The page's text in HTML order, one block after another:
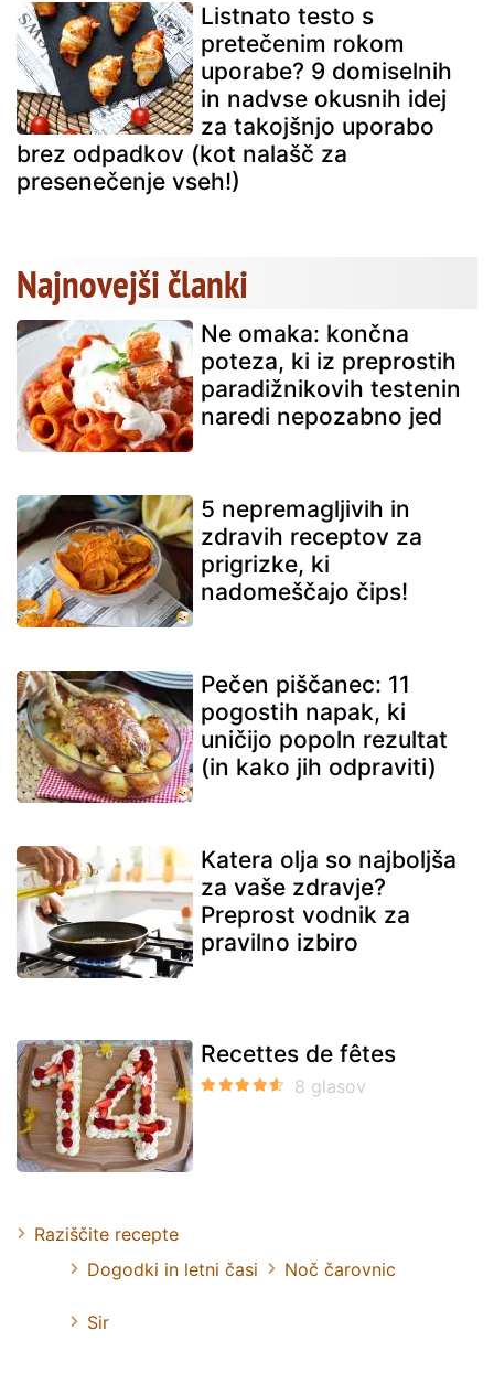
Listnato testo s
pretečenim rokom
uporabe? 9 domiselnih
in nadvse okusnih idej
za takojšnjo uporabo
brez odpadkov (kot nalašč za
presenečenje vseh!)
Najnovejši članki
Ne omaka: končna
poteza, ki iz preprostih
paradižnikovih testenin
naredi nepozabno jed
5 nepremagljivih in
zdravih receptov za
prigrizke, ki
nadomeščajo čips!
Pečen piščanec: 11
pogostih napak, ki
uničijo popoln rezultat
(in kako jih odpraviti)
Katera olja so najboljša
za vaše zdravje?
Preprost vodnik za
pravilno izbiro
Recettes de fêtes
Raziščite recepte
Dogodki in letni časi
Noč čarovnic
Sir